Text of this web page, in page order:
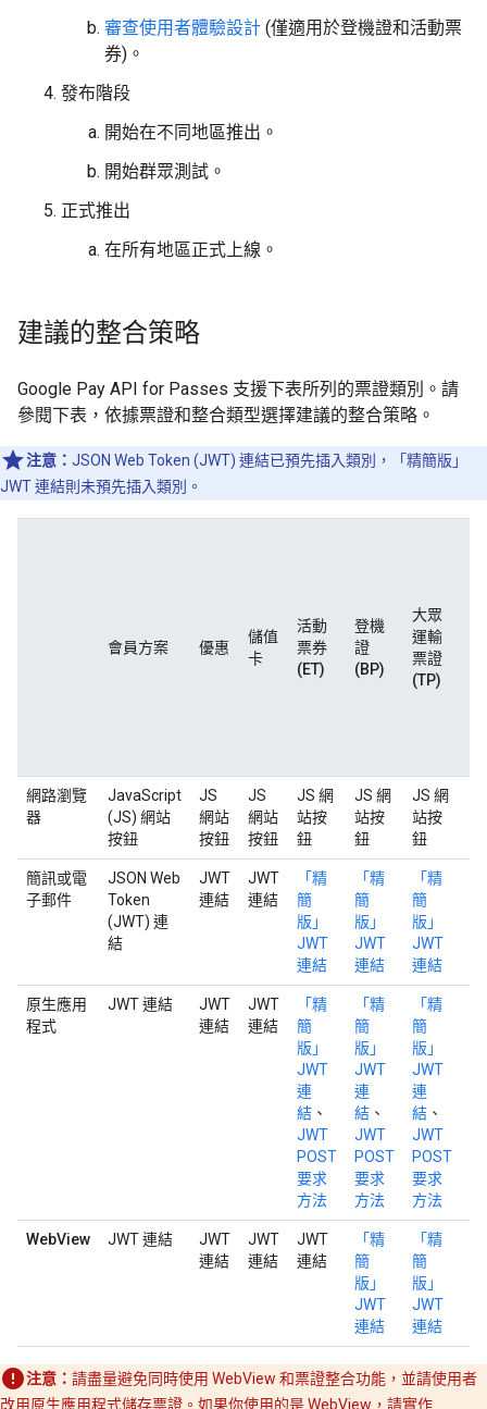
審查使用者體驗設計 (僅適用於登機證和活動票
券)。
發布階段
開始在不同地區推出。
開始群眾測試。
正式推出
在所有地區正式上線。
建議的整合策略
Google Pay API for Passes 支援下表所列的票證類別。請
參閱下表，依據票證和整合類型選擇建議的整合策略。
注意： JSON Web Token (JWT) 連結已預先插入類別，「精簡版」
JWT 連結則未預先插入類別。
會員方案 優惠
儲值
卡
活動
票券
(ET)
登機
證
(BP)
大眾
運輸
票證
(TP)
網路瀏覽
器
JavaScript
(JS) 網站
按鈕
JS
網站
按鈕
JS
網站
按鈕
JS 網
站按
鈕
JS 網
站按
鈕
JS 網
站按
鈕
簡訊或電
子郵件
JSON Web
Token
(JWT) 連
結
JWT
連結
JWT
連結
「精
簡
版」
JWT
連結
「精
簡
版」
JWT
連結
「精
簡
版」
JWT
連結
原生應用
程式
JWT 連結
JWT
連結
JWT
連結
「精
簡
版」
JWT
連
結 、
JWT
POST
要求
方法
「精
簡
版」
JWT
連
結 、
JWT
POST
要求
方法
「精
簡
版」
JWT
連
結 、
JWT
POST
要求
方法
WebView JWT 連結
JWT
連結
JWT
連結
JWT
連結
「精
簡
版」
JWT
連結
「精
簡
版」
JWT
連結
注意： 請盡量避免同時使用 WebView 和票證整合功能，並請使用者
改用原生應用程式儲存票證。如果你使用的是 WebView，請實作